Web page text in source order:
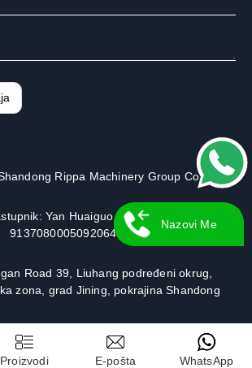
Rippa Machinery Group Co., Ltd.
Yan Huaiguo | Broj licence:
913708000509206491
Road 39, Liuhang podređeni okrug,
zona, grad Jining, pokrajina Shandong
Proizvodi E-pošta WhatsApp
Nazovi Me